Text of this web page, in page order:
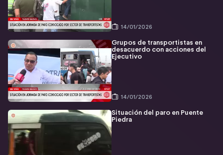
14/01/2026
Grupos de transportistas en
desacuerdo con acciones del
Ejecutivo
14/01/2026
Situación del paro en Puente
Piedra